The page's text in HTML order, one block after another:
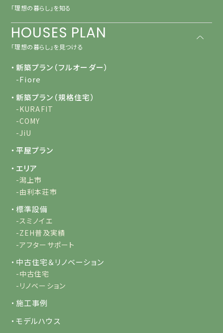
「理想の暮らし」を知る
HOUSES PLAN
「理想の暮らし」を見つける
・新築プラン（フルオーダー）
-Fiore
・新築プラン（規格住宅）
-KURAFIT
-COMY
-JiU
・平屋プラン
・エリア
-潟上市
-由利本荘市
・標準設備
-スミノイエ
-ZEH普及実績
-アフターサポート
・中古住宅＆リノベーション
-中古住宅
-リノベーション
・施工事例
・モデルハウス